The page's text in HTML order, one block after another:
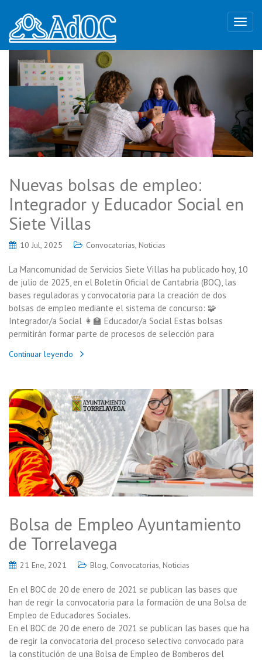
Nuevas bolsas de empleo:
Integrador y Educador Social en
Siete Villas
10 Jul, 2025 Convocatorias, Noticias
La Mancomunidad de Servicios Siete Villas ha publicado hoy, 10
de julio de 2025, en el Boletín Oficial de Cantabria (BOC), las
bases reguladoras y convocatoria para la creación de dos
bolsas de empleo mediante el sistema de concurso: 🧩
Integrador/a Social 👩‍🏫 Educador/a Social Estas bolsas
permitirán formar parte de procesos de selección para
Continuar leyendo
Bolsa de Empleo Ayuntamiento
de Torrelavega
21 Ene, 2021 Blog, Convocatorias, Noticias
En el BOC de 20 de enero de 2021 se publican las bases que
han de regir la convocatoria para la formación de una Bolsa de
Empleo de Educadores Sociales.
En el BOC de 20 de enero de 2021 se publican las bases que ha
de regir la convocatoria del proceso selectivo convocado para
la constitución de una Bolsa de Empleo de Bomberos del